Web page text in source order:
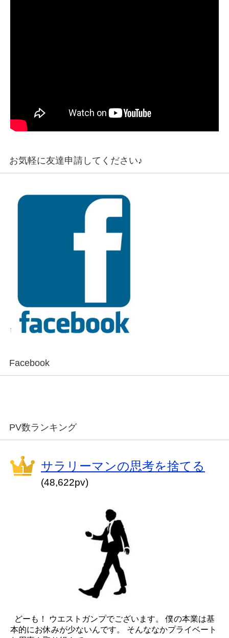
お気軽に友達申請してください♪
Facebook
PV数ランキング
サラリーマンの思考を捨てる
(48,622pv)
どーも！ ウエストガンプでございます。 僕の本業は基
本的にお休みが少ないんです。 そんななかプライベート